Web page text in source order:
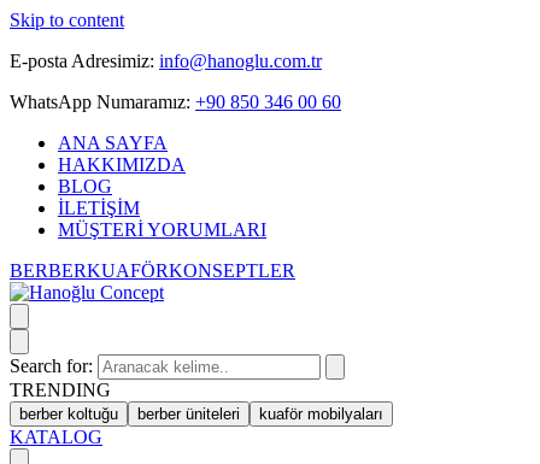
Skip to content
E-posta Adresimiz: info@hanoglu.com.tr
WhatsApp Numaramız: +90 850 346 00 60
ANA SAYFA
HAKKIMIZDA
BLOG
İLETİŞİM
MÜŞTERİ YORUMLARI
BERBERKUAFÖRKONSEPTLER
Search for:
TRENDING
berber koltuğu berber üniteleri kuaför mobilyaları
KATALOG